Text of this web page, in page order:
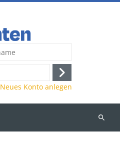
Anmelden
Neues Konto anlegen
Kurse